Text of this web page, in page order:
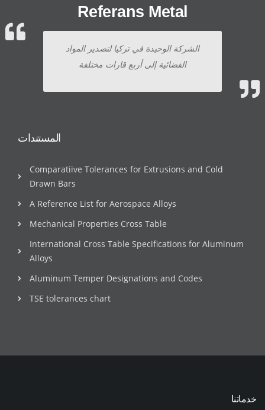
Referans Metal
الشركة الوحيدة في تركيا لتصدير المواد
الفضائية إلى أربع قارات مختلفة
المستندات
Comparatiive Tolerances for Extrusions and Cold
Drawn Bars
A Reference List for Aerospace Alloys
Mechanical Properties Cross Table
International Cross Table Specifications for Aluminum
Alloys
Aluminum Temper Designations and Codes
TSE tolerances chart
خدماتنا